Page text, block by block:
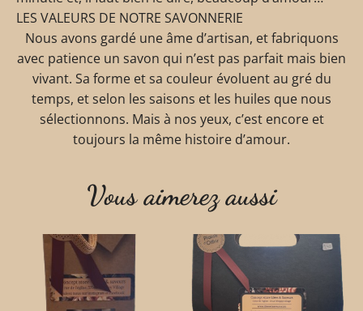
LES VALEURS DE NOTRE SAVONNERIE
Nous avons gardé une âme d’artisan, et fabriquons
avec patience un savon qui n’est pas parfait mais bien
vivant. Sa forme et sa couleur évoluent au gré du
temps, et selon les saisons et les huiles que nous
sélectionnons. Mais à nos yeux, c’est encore et
toujours la même histoire d’amour.
Vous aimerez aussi